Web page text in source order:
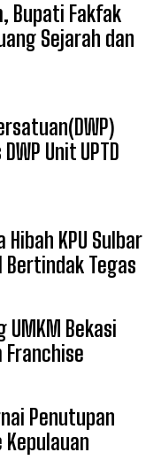
Bupati Fakfak
Sejarah dan
Unit UPTD
KPU Sulbar
Bertindak Tegas
UMKM Bekasi
Franchise
Penutupan